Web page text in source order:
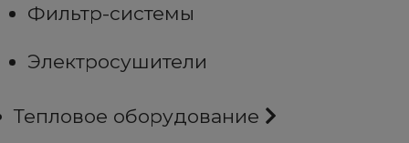
Фильтр-системы
Электросушители
Тепловое оборудование